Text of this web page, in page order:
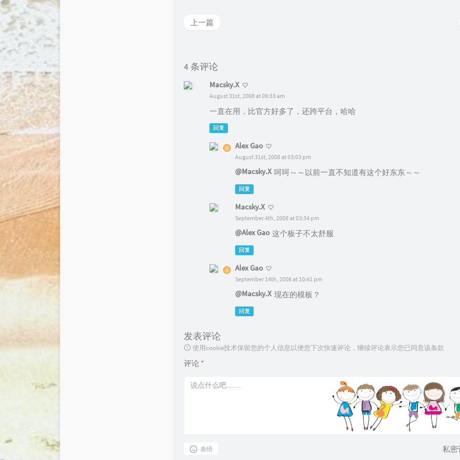
上一篇
4 条评论
Macsky.X
August 31st, 2008 at 09:33 am
一直在用，比官方好多了，还跨平台，哈哈
回复
Alex Gao
August 31st, 2008 at 03:03 pm
@Macsky.X 呵呵～～以前一直不知道有这个好东东～～
回复
Macsky.X
September 4th, 2008 at 03:34 pm
@Alex Gao 这个板子不太舒服
回复
Alex Gao
September 14th, 2008 at 10:41 pm
@Macsky.X 现在的模板？
回复
发表评论
使用cookie技术保留您的个人信息以便您下次快速评论，继续评论表示您已同意该条款
评论 *
表情 私密